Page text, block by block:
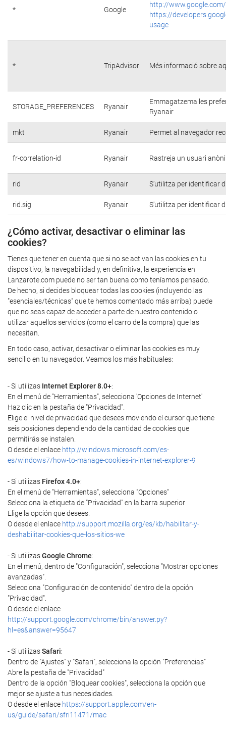
* Google
http://
https://
usage
* TripAdvisor Més informació sobre
STORAGE_PREFERENCES Ryanair
Emmagatzema les
Ryanair
mkt Ryanair Permet al navegador
fr-correlation-id Ryanair Rastreja un usuari
rid Ryanair S'utilitza per identificar
rid.sig Ryanair S'utilitza per identificar
¿Cómo activar, desactivar o eliminar las
cookies?
Tienes que tener en cuenta que si no se activan las cookies en tu
dispositivo, la navegabilidad y, en definitiva, la experiencia en
Lanzarote.com puede no ser tan buena como teníamos pensado.
De hecho, si decides bloquear todas las cookies (incluyendo las
"esenciales/técnicas" que te hemos comentado más arriba) puede
que no seas capaz de acceder a parte de nuestro contenido o
utilizar aquellos servicios (como el carro de la compra) que las
necesitan.
En todo caso, activar, desactivar o eliminar las cookies es muy
sencillo en tu navegador. Veamos los más habituales:
- Si utilizas Internet Explorer 8.0+:
En el menú de "Herramientas", selecciona 'Opciones de Internet'
Haz clic en la pestaña de "Privacidad".
Elige el nivel de privacidad que desees moviendo el cursor que tiene
seis posiciones dependiendo de la cantidad de cookies que
permitirás se instalen.
O desde el enlace http://windows.microsoft.com/es-
es/windows7/how-to-manage-cookies-in-internet-explorer-9
- Si utilizas Firefox 4.0+:
En el menú de "Herramientas", selecciona "Opciones"
Selecciona la etiqueta de "Privacidad" en la barra superior
Elige la opción que desees.
O desde el enlace http://support.mozilla.org/es/kb/habilitar-y-
deshabilitar-cookies-que-los-sitios-we
- Si utilizasGoogle Chrome:
En el menú, dentro de "Configuración", selecciona "Mostrar opciones
avanzadas".
Selecciona "Configuración de contenido" dentro de la opción
"Privacidad".
O desde el enlace
http://support.google.com/chrome/bin/answer.py?
hl=es&answer=95647
- Si utilizasSafari:
Dentro de "Ajustes" y "Safari", selecciona la opción "Preferencias"
Abre la pestaña de "Privacidad"
Dentro de la opción "Bloquear cookies", selecciona la opción que
mejor se ajuste a tus necesidades.
O desde el enlace https://support.apple.com/en-
us/guide/safari/sfri11471/mac